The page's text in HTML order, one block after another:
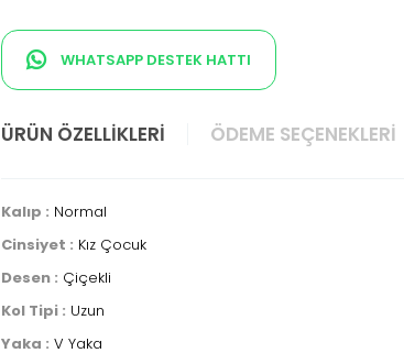
WHATSAPP DESTEK HATTI
ÜRÜN ÖZELLIKLERI ÖDEME SEÇENEKLERI
Kalıp : Normal
Cinsiyet : Kız Çocuk
Desen : Çiçekli
Kol Tipi : Uzun
Yaka : V Yaka